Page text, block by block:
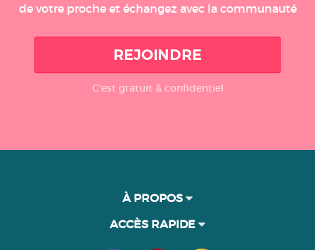
de votre proche et échangez avec la communauté
REJOINDRE
C'est gratuit & confidentiel
À PROPOS
ACCÈS RAPIDE